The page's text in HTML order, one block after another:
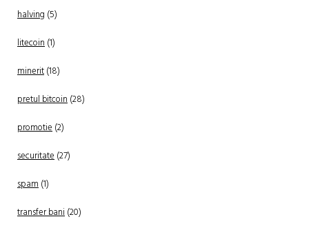
halving (5)
litecoin(1)
minerit(18)
pretul bitcoin(28)
promotie(2)
securitate(27)
spam(1)
transfer bani(20)